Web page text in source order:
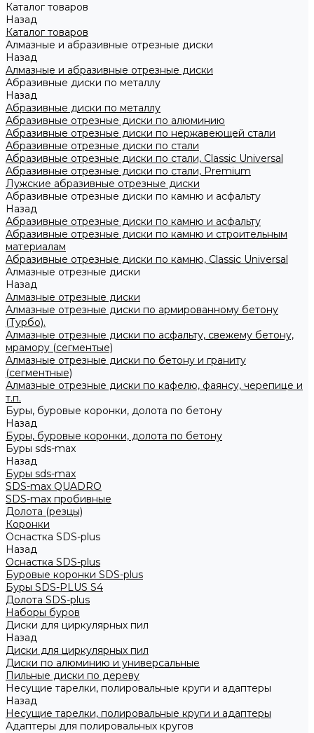
Каталог товаров
Назад
Каталог товаров
Алмазные и абразивные отрезные диски
Назад
Алмазные и абразивные отрезные диски
Абразивные диски по металлу
Назад
Абразивные диски по металлу
Абразивные отрезные диски по алюминию
Абразивные отрезные диски по нержавеющей стали
Абразивные отрезные диски по стали
Абразивные отрезные диски по стали, Classic Universal
Абразивные отрезные диски по стали, Premium
Лужские абразивные отрезные диски
Абразивные отрезные диски по камню и асфальту
Назад
Абразивные отрезные диски по камню и асфальту
Абразивные отрезные диски по камню и строительным
материалам
Абразивные отрезные диски по камню, Classic Universal
Алмазные отрезные диски
Назад
Алмазные отрезные диски
Алмазные отрезные диски по армированному бетону
(Турбо).
Алмазные отрезные диски по асфальту, свежему бетону,
мрамору (сегментые)
Алмазные отрезные диски по бетону и граниту
(сегментные)
Алмазные отрезные диски по кафелю, фаянсу, черепице и
т.п.
Буры, буровые коронки, долота по бетону
Назад
Буры, буровые коронки, долота по бетону
Буры sds-max
Назад
Буры sds-max
SDS-max QUADRO
SDS-max пробивные
Долота (резцы)
Коронки
Оснастка SDS-plus
Назад
Оснастка SDS-plus
Буровые коронки SDS-plus
Буры SDS-PLUS S4
Долота SDS-plus
Наборы буров
Диски для циркулярных пил
Назад
Диски для циркулярных пил
Диски по алюминию и универсальные
Пильные диски по дереву
Несущие тарелки, полировальные круги и адаптеры
Назад
Несущие тарелки, полировальные круги и адаптеры
Адаптеры для полировальных кругов